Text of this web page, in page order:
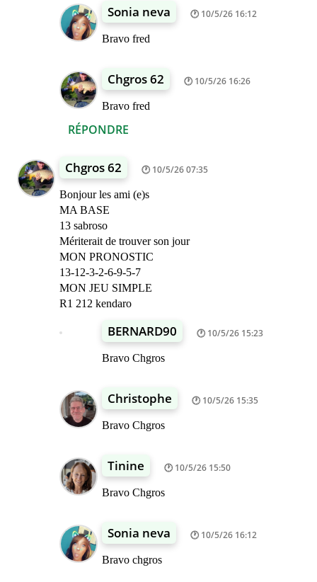
RÉPONDRE
Sonia neva 10/5/26 16:12
Bravo fred
Chgros 62 10/5/26 16:26
Bravo fred
Chgros 62 10/5/26 07:35
Bonjour les ami (e)s
MA BASE
13 sabroso
Mériterait de trouver son jour
MON PRONOSTIC
13-12-3-2-6-9-5-7
MON JEU SIMPLE
R1 212 kendaro
BERNARD90 10/5/26 15:23
Bravo Chgros
Christophe 10/5/26 15:35
Bravo Chgros
Tinine 10/5/26 15:50
Bravo Chgros
Sonia neva 10/5/26 16:12
Bravo chgros